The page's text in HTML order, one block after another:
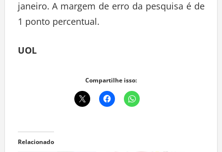
janeiro. A margem de erro da pesquisa é de
1 ponto percentual.
UOL
Compartilhe isso:
Relacionado